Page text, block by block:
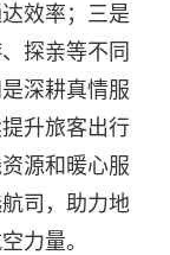
效率；三是
探亲等不同
深耕真情服
升旅客出行
源和暖心服
司，助力地
力量。